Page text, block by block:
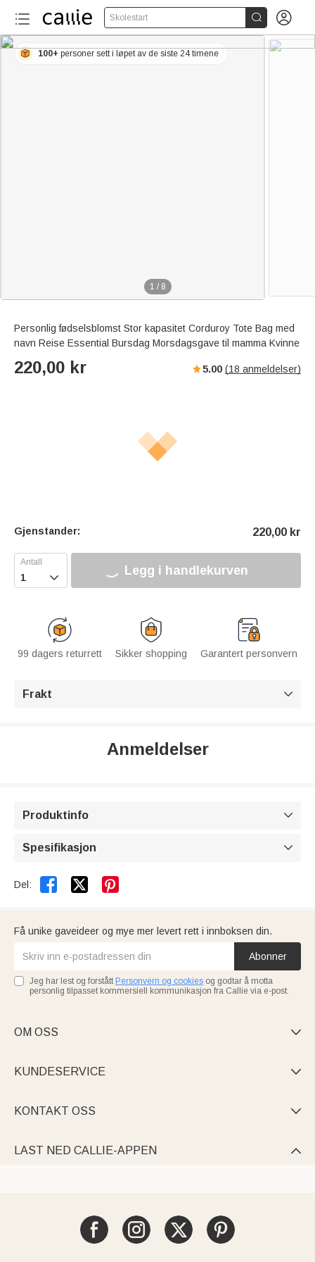
Skolestart  
1 / 8
100+ personer sett i løpet av de siste 24 timene
Personlig fødselsblomst Stor kapasitet Corduroy Tote Bag med
navn Reise Essential Bursdag Morsdagsgave til mamma Kvinne
220,00 kr 5.00 (18 anmeldelser)
Gjenstander: 220,00 kr
 Legg i handlekurven
99 dagers returrett Sikker shopping Garantert personvern
Frakt 
Anmeldelser
Produktinfo 
Spesifikasjon 
Del:  
Få unike gaveideer og mye mer levert rett i innboksen din.
Abonner
Jeg har lest og forstått Personvern og cookies og godtar å motta
personlig tilpasset kommersiell kommunikasjon fra Callie via e-post.
OM OSS 
KUNDESERVICE 
KONTAKT OSS 
LAST NED CALLIE-APPEN 